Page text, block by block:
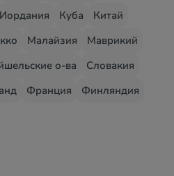
Иордания Куба
Китай
Малайзия
Маврикий
о-ва
Словакия
Франция
Финляндия